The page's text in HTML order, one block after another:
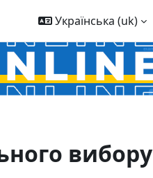
Українська ‎(uk)‎